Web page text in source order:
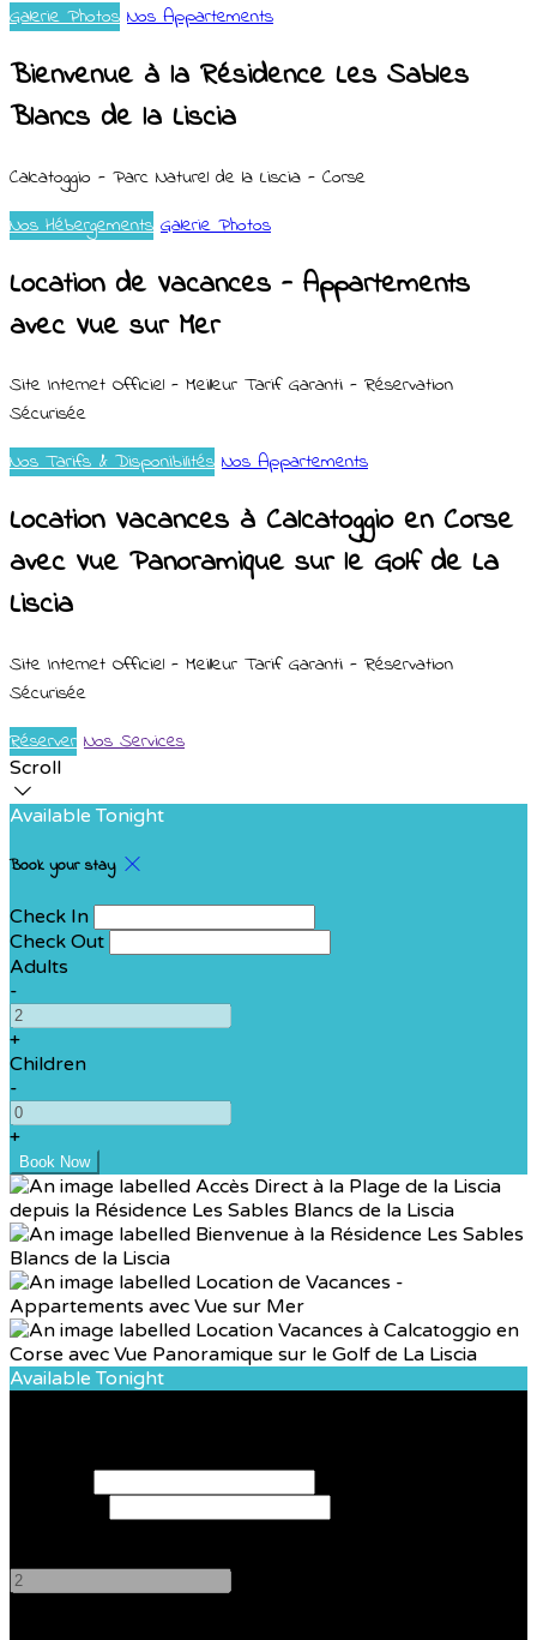
Galerie Photos Nos Appartements
Bienvenue à la Résidence Les Sables
Blancs de la Liscia
Calcatoggio - Parc Naturel de la Liscia - Corse
Nos Hébergements Galerie Photos
Location de Vacances - Appartements
avec Vue sur Mer
Site Internet Officiel - Meilleur Tarif Garanti - Réservation
Sécurisée
Nos Tarifs & Disponibilités Nos Appartements
Location Vacances à Calcatoggio en Corse
avec Vue Panoramique sur le Golf de La
Liscia
Site Internet Officiel - Meilleur Tarif Garanti - Réservation
Sécurisée
Réserver Nos Services
Scroll
Available Tonight
Book your stay
Check In
Check Out
Adults
-
+
Children
-
+
Available Tonight